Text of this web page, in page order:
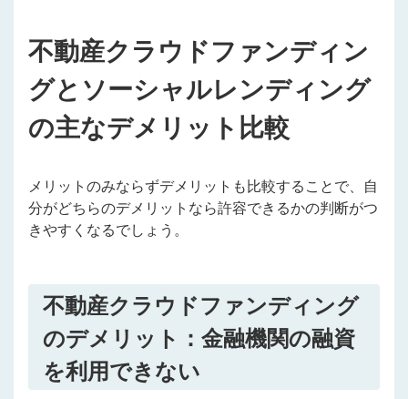
不動産クラウドファンディン
グとソーシャルレンディング
の主なデメリット比較
メリットのみならずデメリットも比較することで、自
分がどちらのデメリットなら許容できるかの判断がつ
きやすくなるでしょう。
不動産クラウドファンディング
のデメリット：金融機関の融資
を利用できない